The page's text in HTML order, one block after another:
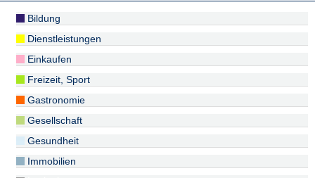
Bildung
Dienstleistungen
Einkaufen
Freizeit, Sport
Gastronomie
Gesellschaft
Gesundheit
Immobilien